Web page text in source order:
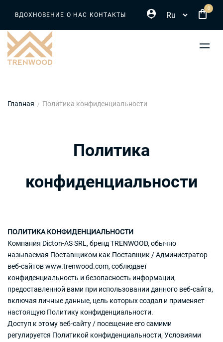
основному
содержанию
ВДОХНОВЕНИЕ О НАС КОНТАКТЫ
0
Строка
Главная Политика конфиденциальности
Политика
конфиденциальности
ПОЛИТИКА КОНФИДЕНЦИАЛЬНОСТИ
Компания Dicton-AS SRL, бренд TRENWOOD, обычно
называемая Поставщиком как Поставщик / Администратор
веб-сайтовwww.trenwood.com, соблюдает
конфиденциальность и безопасность информации,
предоставленной вами при использовании данного веб-сайта,
включая личные данные, цель которых создал и применяет
настоящую Политику конфиденциальности.
Доступ к этому веб-сайту / посещение его самими
регулируется Политикой конфиденциальности, Условиями